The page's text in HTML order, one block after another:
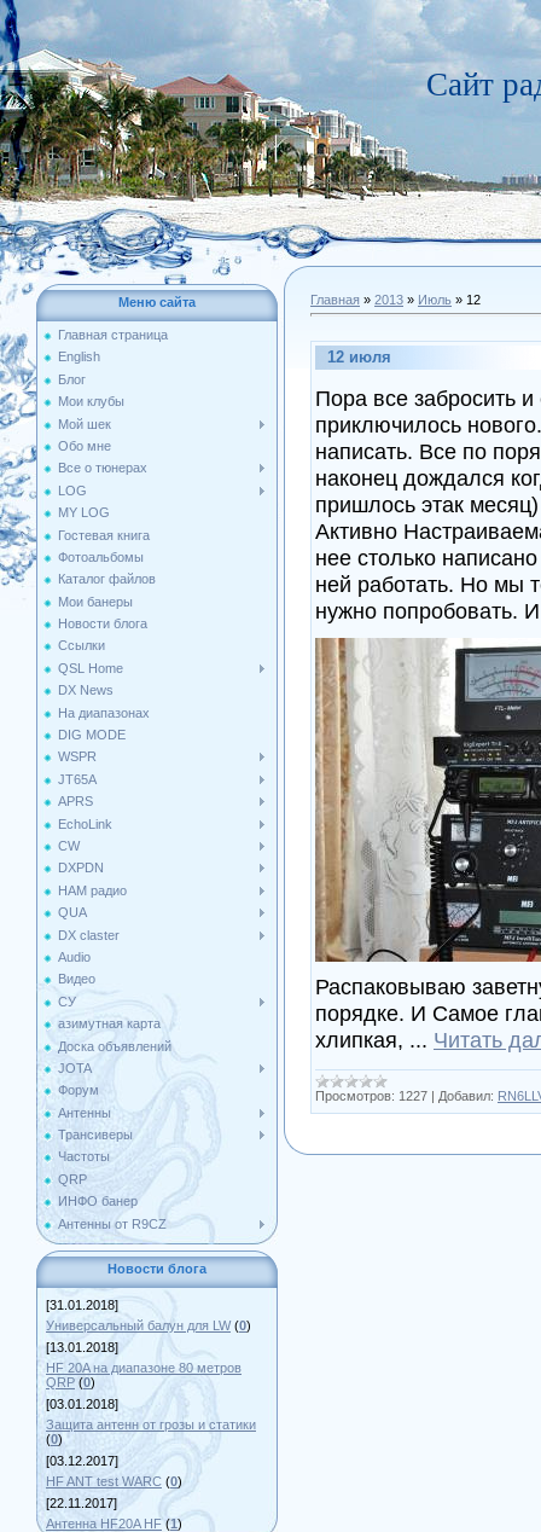
Сайт
Меню сайта
Главная страница
English
Блог
Мои клубы
Мой шек
Обо мне
Все о тюнерах
LOG
MY LOG
Гостевая книга
Фотоальбомы
Каталог файлов
Мои банеры
Новости блога
Ссылки
QSL Home
DX News
На диапазонах
DIG MODE
WSPR
JT65A
APRS
EchoLink
CW
DXPDN
HAM радио
QUA
DX claster
Audio
Видео
СУ
азимутная карта
Доска объявлений
JOTA
Форум
Антенны
Трансиверы
Частоты
QRP
ИНФО банер
Антенны от R9CZ
Новости блога
[31.01.2018]
Универсальный балун для LW (0)
[13.01.2018]
HF 20A на диапазоне 80 метров
QRP (0)
[03.01.2018]
Защита антенн от грозы и статики
(0)
[03.12.2017]
HF ANT test WARC (0)
[22.11.2017]
Антенна HF20A HF (1)
Главная » 2013 » Июль » 12
12 июля
Пора все забросить и
приключилось
написать. Все по
наконец дождался
пришлось этак
Активно
нее столько
ней работать. Но мы
нужно попробовать.
Распаковываю
порядке. И Самое
хлипкая, ... Читать
Просмотров: 1227 | Добавил: